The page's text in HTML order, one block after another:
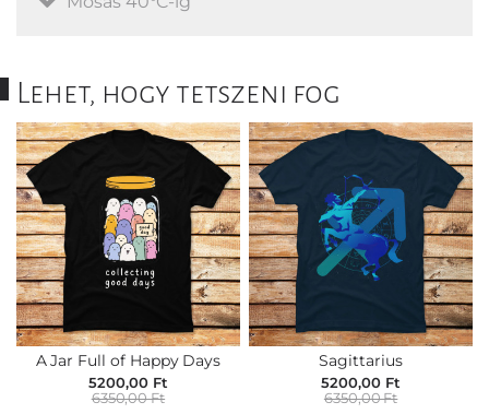
Lehet, hogy tetszeni fog
A Jar Full of Happy Days
5200,00 Ft
6350,00 Ft
Sagittarius
5200,00 Ft
6350,00 Ft